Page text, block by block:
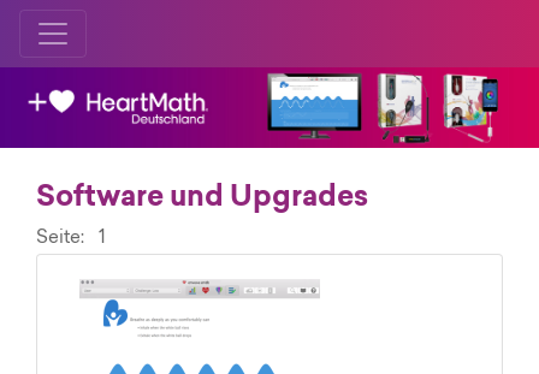
Software und Upgrades
Seite: 1